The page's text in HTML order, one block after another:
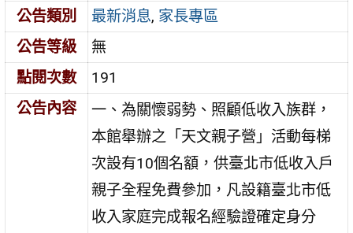
公告類別
最新消息, 家長專區
公告等級
無
點閱次數
191
公告內容
一、為關懷弱勢、照顧低收入族群，
本館舉辦之「天文親子營」活動每梯
次設有10個名額，供臺北市低收入戶
親子全程免費參加，凡設籍臺北市低
收入家庭完成報名經驗證確定身分